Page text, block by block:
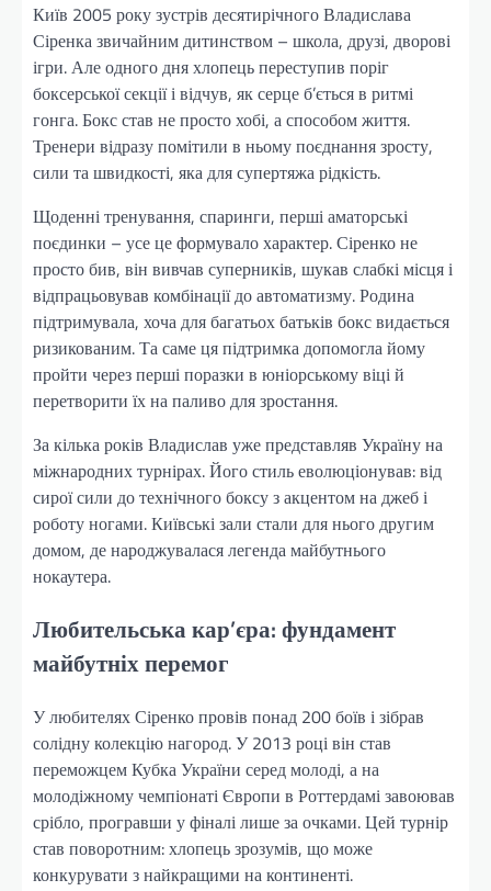
Київ 2005 року зустрів десятирічного Владислава
Сіренка звичайним дитинством – школа, друзі, дворові
ігри. Але одного дня хлопець переступив поріг
боксерської секції і відчув, як серце б’ється в ритмі
гонга. Бокс став не просто хобі, а способом життя.
Тренери відразу помітили в ньому поєднання зросту,
сили та швидкості, яка для супертяжа рідкість.
Щоденні тренування, спаринги, перші аматорські
поєдинки – усе це формувало характер. Сіренко не
просто бив, він вивчав суперників, шукав слабкі місця і
відпрацьовував комбінації до автоматизму. Родина
підтримувала, хоча для багатьох батьків бокс видається
ризикованим. Та саме ця підтримка допомогла йому
пройти через перші поразки в юніорському віці й
перетворити їх на паливо для зростання.
За кілька років Владислав уже представляв Україну на
міжнародних турнірах. Його стиль еволюціонував: від
сирої сили до технічного боксу з акцентом на джеб і
роботу ногами. Київські зали стали для нього другим
домом, де народжувалася легенда майбутнього
нокаутера.
Любительська кар’єра: фундамент
майбутніх перемог
У любителях Сіренко провів понад 200 боїв і зібрав
солідну колекцію нагород. У 2013 році він став
переможцем Кубка України серед молоді, а на
молодіжному чемпіонаті Європи в Роттердамі завоював
срібло, програвши у фіналі лише за очками. Цей турнір
став поворотним: хлопець зрозумів, що може
конкурувати з найкращими на континенті.